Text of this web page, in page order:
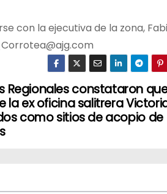
con la ejecutiva de la zona,
Regionales constataron
la ex oficina salitrera
como sitios de acopio de